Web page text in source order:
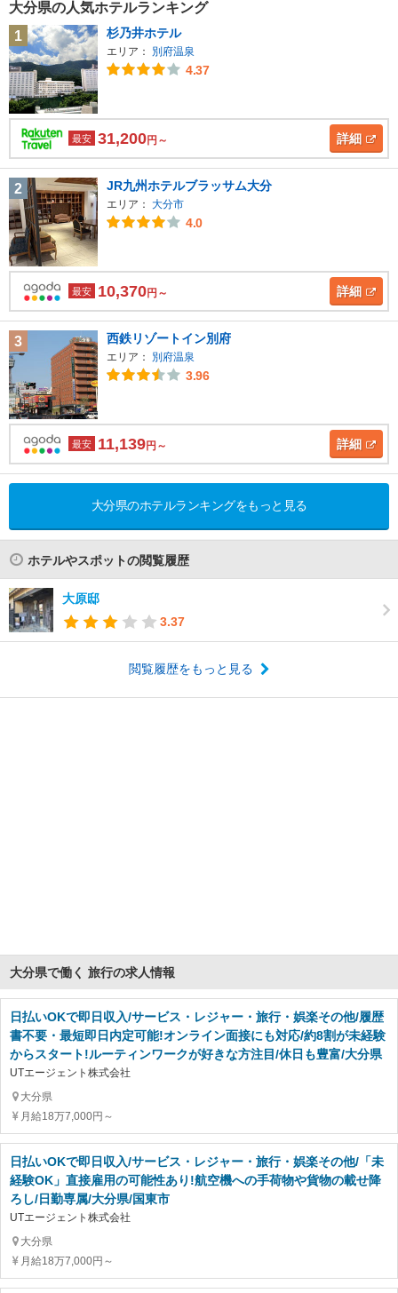
大分県の人気ホテルランキング
1
杉乃井ホテル
エリア： 別府温泉
4.37
最安 31,200円～ 詳細
2 JR九州ホテルブラッサム大分
エリア： 大分市
4.0
最安 10,370円～ 詳細
3 西鉄リゾートイン別府
エリア： 別府温泉
3.96
最安 11,139円～ 詳細
大分県のホテルランキングをもっと見る
ホテルやスポットの閲覧履歴
大原邸
3.37
閲覧履歴をもっと見る
大分県で働く 旅行の求人情報
日払いOKで即日収入/サービス・レジャー・旅行・娯楽その他/履歴
書不要・最短即日内定可能!オンライン面接にも対応/約8割が未経験
からスタート!ルーティンワークが好きな方注目/休日も豊富/大分県
UTエージェント株式会社
大分県
月給18万7,000円～
日払いOKで即日収入/サービス・レジャー・旅行・娯楽その他/「未
経験OK」直接雇用の可能性あり!航空機への手荷物や貨物の載せ降
ろし/日勤専属/大分県/国東市
UTエージェント株式会社
大分県
月給18万7,000円～